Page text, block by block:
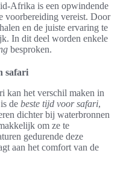
Afrika is een opwindende
voorbereiding vereist. Door
en de juiste ervaring te
In dit deel worden enkele
besproken.
safari
kan het verschil maken in
de beste tijd voor safari,
dichter bij waterbronnen
om ze te
gedurende deze
aan het comfort van de